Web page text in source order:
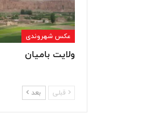
عکس شهروندی
ولایت بامیان
قبلی بعد